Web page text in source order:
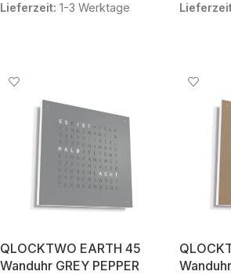
Lieferzeit: 1-3 Werktage
QLOCKTWO EARTH 45
Wanduhr GREY PEPPER